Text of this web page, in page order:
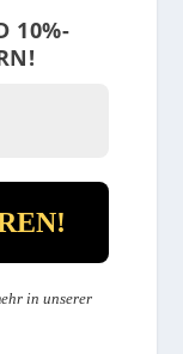
10%-
in unserer